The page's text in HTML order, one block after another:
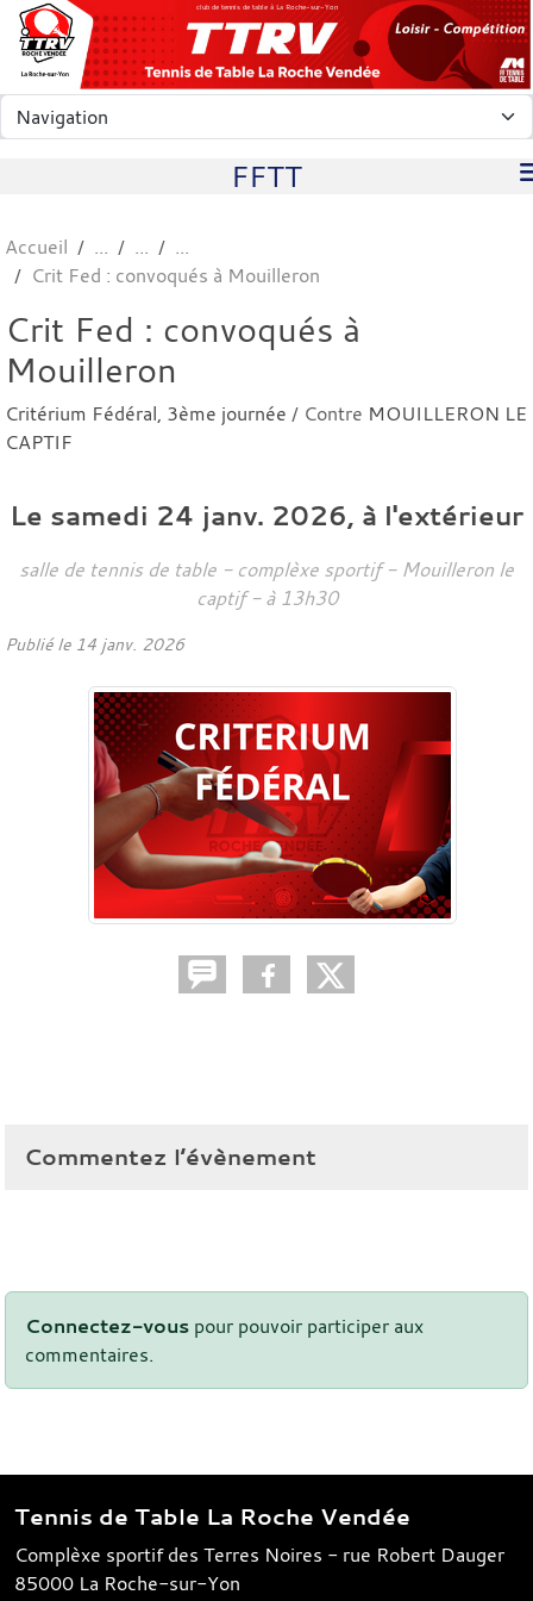
club de tennis de table à La Roche-sur-Yon
FFTT
Accueil
Crit Fed : convoqués à Mouilleron
Crit Fed : convoqués à
Mouilleron
Critérium Fédéral, 3ème journée / Contre MOUILLERON LE
CAPTIF
Le samedi 24 janv. 2026, à l'extérieur
salle de tennis de table - complèxe sportif - Mouilleron le
captif- à 13h30
Publié le 14 janv. 2026
Commentez l’évènement
Connectez-vous pour pouvoir participer aux
commentaires.
Tennis de Table La Roche Vendée
Complèxe sportif des Terres Noires - rue Robert Dauger
85000 La Roche-sur-Yon
Panneau de gestion des cookies